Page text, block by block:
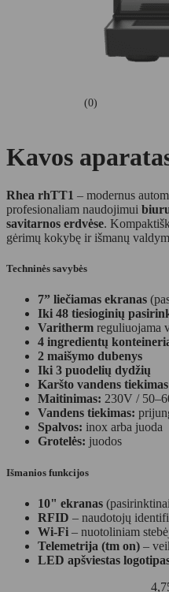
(0)
Kavos
Rhea rhTT1 – modernus
profesionaliam naudojimui
savitarnos erdvėse.
gėrimų kokybę ir išmanų
Techninės savybės
7” liečiamas ekranas
Iki 48 tiesioginių
Varitherm reguliuojama
4 ingredientų
2 maišymo dubenys
Iki 3 puodelių dydžių
Karšto vandens
Maitinimas: 230V /
Vandens tiekimas:
Spalvos: inox arba juoda
Grotelės: juodos
Išmanios funkcijos
10" ekranas
RFID – naudotojų
Wi-Fi – nuotoliniam
Telemetrija (tm on) –
LED apšviestas